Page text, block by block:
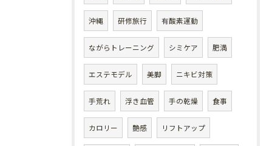
沖縄 研修旅行 有酸素運動
ながらトレーニング シミケア 肥満
エステモデル 美脚 ニキビ対策
手荒れ 浮き血管 手の乾燥 食事
カロリー 艶感 リフトアップ